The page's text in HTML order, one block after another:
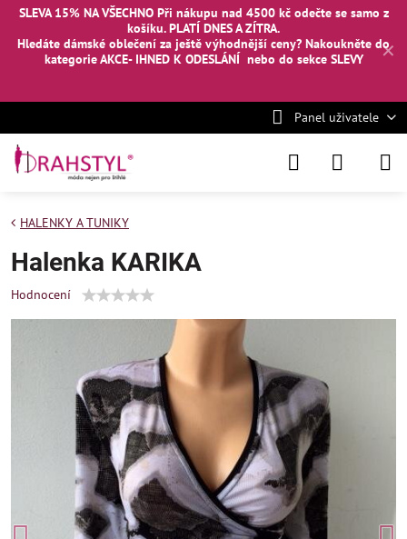
✕
SLEVA 15% NA VŠECHNO Při nákupu nad 4500 kč odečte se samo z
košíku. PLATÍ DNES A ZÍTRA.
Hledáte dámské oblečení za ještě výhodnější ceny? Nakoukněte do
kategorie AKCE- IHNED K ODESLÁNÍ nebo do sekce SLEVY
Panel uživatele
HALENKY A TUNIKY
Halenka KARIKA
Hodnocení